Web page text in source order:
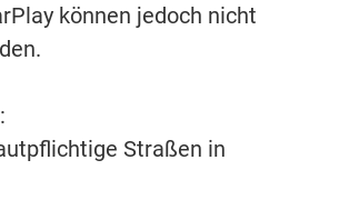
können jedoch nicht
Straßen in